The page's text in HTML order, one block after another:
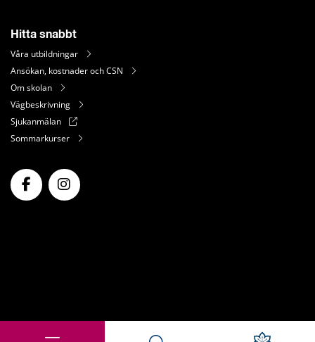
Hitta snabbt
Våra utbildningar
Ansökan, kostnader och CSN
Om skolan
Vägbeskrivning
Sjukanmälan
Sommarkurser